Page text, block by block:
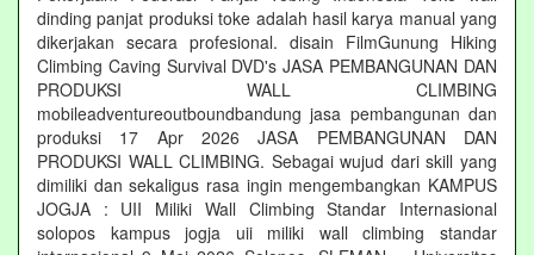
dinding panjat produksi toke adalah hasil karya manual yang
dikerjakan secara profesional. disain FilmGunung Hiking
Climbing Caving Survival DVD's JASA PEMBANGUNAN DAN
PRODUKSI WALL CLIMBING
mobileadventureoutboundbandung jasa pembangunan dan
produksi 17 Apr 2026 JASA PEMBANGUNAN DAN
PRODUKSI WALL CLIMBING. Sebagai wujud dari skill yang
dimiliki dan sekaligus rasa ingin mengembangkan KAMPUS
JOGJA : UII Miliki Wall Climbing Standar Internasional
solopos kampus jogja uii miliki wall climbing standar